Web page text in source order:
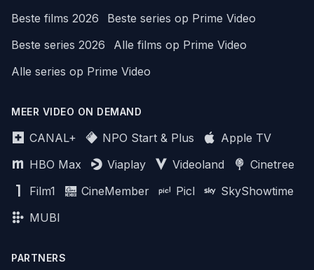
Beste films 2026
Beste series op Prime Video
Beste series 2026
Alle films op Prime Video
Alle series op Prime Video
MEER VIDEO ON DEMAND
CANAL+ NPO Start & Plus
Apple TV
HBO Max
Viaplay Videoland
Cinetree
Film1
CineMember Picl
SkyShowtime
MUBI
PARTNERS